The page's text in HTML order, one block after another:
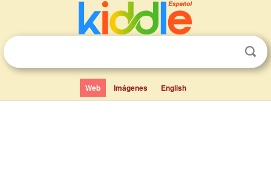
Web Imágenes English